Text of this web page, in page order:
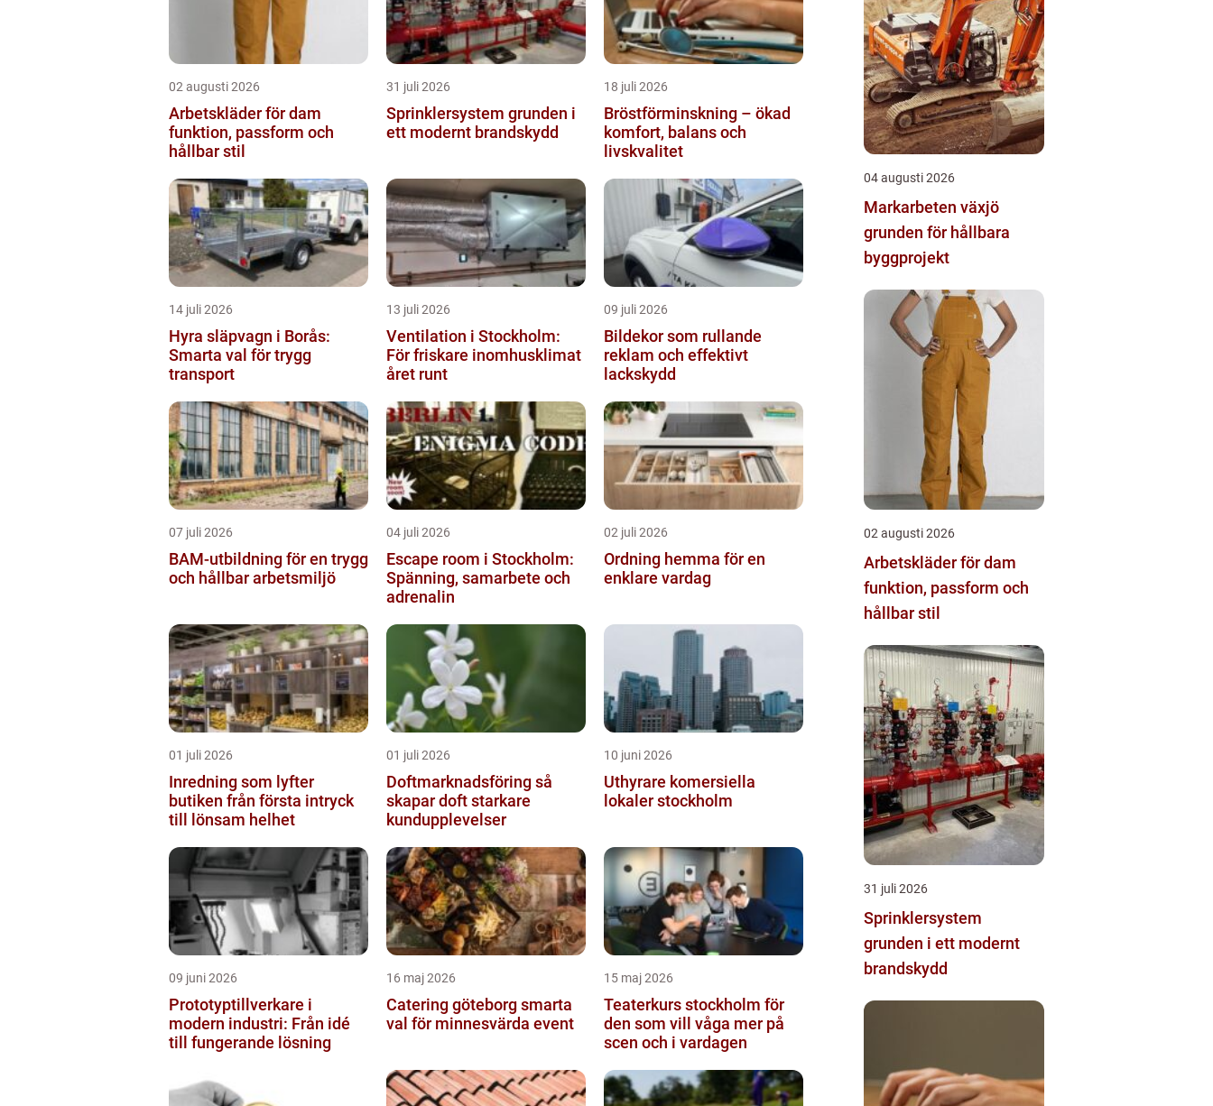
02 augusti 2026
Arbetskläder för dam
funktion, passform och
hållbar stil
31 juli 2026
Sprinklersystem grunden i
ett modernt brandskydd
18 juli 2026
Bröstförminskning – ökad
komfort, balans och
livskvalitet
14 juli 2026
Hyra släpvagn i Borås:
Smarta val för trygg
transport
13 juli 2026
Ventilation i Stockholm:
För friskare inomhusklimat
året runt
09 juli 2026
Bildekor som rullande
reklam och effektivt
lackskydd
07 juli 2026
BAM-utbildning för en trygg
och hållbar arbetsmiljö
04 juli 2026
Escape room i Stockholm:
Spänning, samarbete och
adrenalin
02 juli 2026
Ordning hemma för en
enklare vardag
01 juli 2026
Inredning som lyfter
butiken från första intryck
till lönsam helhet
01 juli 2026
Doftmarknadsföring så
skapar doft starkare
kundupplevelser
10 juni 2026
Uthyrare komersiella
lokaler stockholm
09 juni 2026
Prototyptillverkare i
modern industri: Från idé
till fungerande lösning
16 maj 2026
Catering göteborg smarta
val för minnesvärda event
15 maj 2026
Teaterkurs stockholm för
den som vill våga mer på
scen och i vardagen
04 augusti 2026
Markarbeten växjö
grunden för hållbara
byggprojekt
02 augusti 2026
Arbetskläder för dam
funktion, passform och
hållbar stil
31 juli 2026
Sprinklersystem
grunden i ett modernt
brandskydd